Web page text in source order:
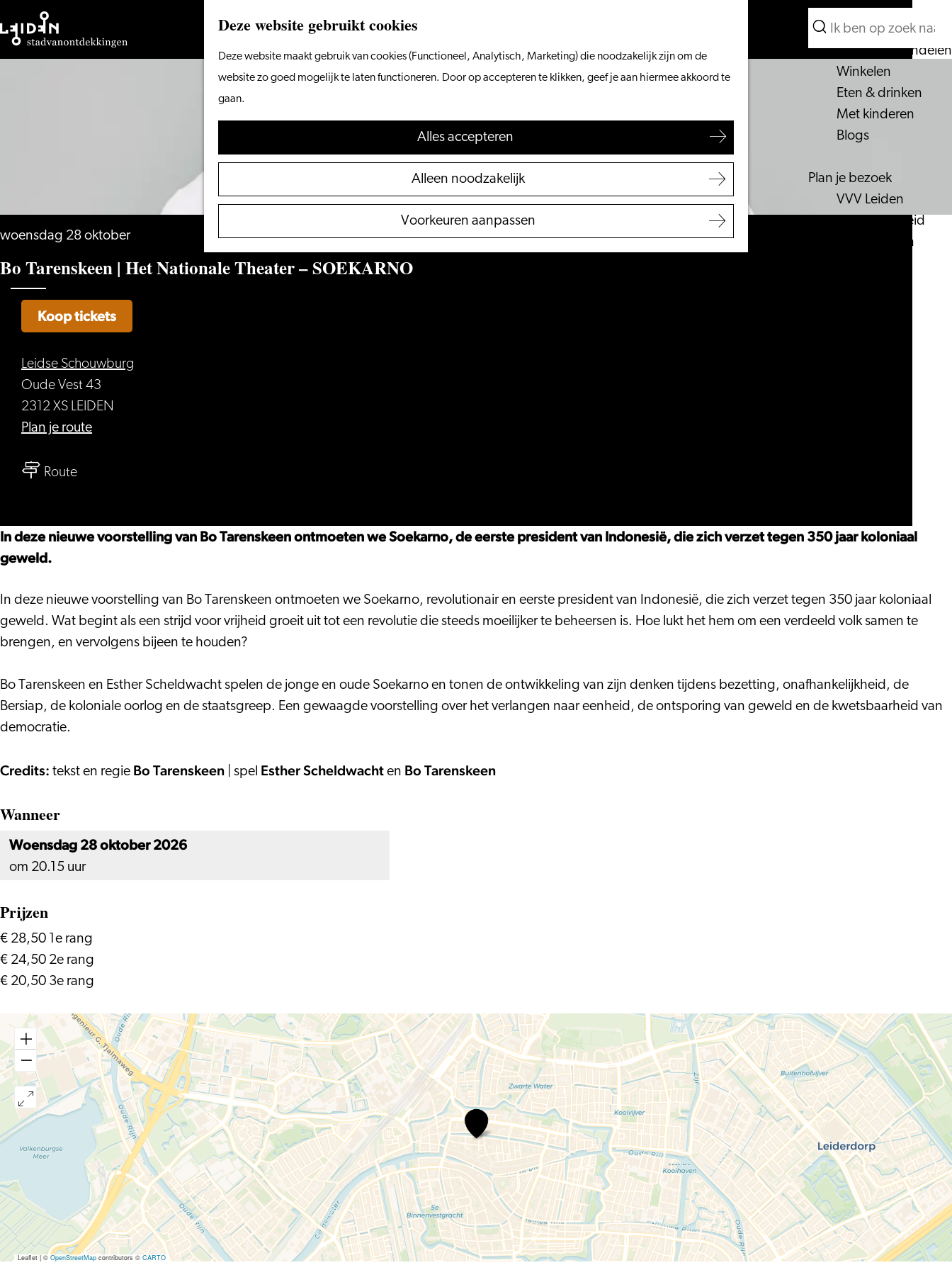
Deze website gebruikt cookies
Deze website maakt gebruik van cookies (Functioneel, Analytisch, Marketing) die noodzakelijk zijn om de
website zo goed mogelijk te laten functioneren. Door op accepteren te klikken, geef je aan hiermee akkoord te
gaan.
Alles accepteren
Alleen noodzakelijk
Voorkeuren aanpassen
Ga
Menu
Zoeken
Wat te doen
Vanaf het water
Fietsen & wandelen
Winkelen
Eten & drinken
Met kinderen
Blogs
Plan je bezoek
VVV Leiden
Bereikbaarheid
Overnachten
Zoeken
woensdag 28 oktober
Bo Tarenskeen | Het Nationale Theater – SOEKARNO
Leidse Schouwburg
Oude Vest 43
2312 XS LEIDEN
Plan je routenaar
Nationale
SOEKARNO
Routenaar
|
Theater
–
SOEKARNO
Koop tickets
In deze nieuwe voorstelling van Bo Tarenskeen ontmoeten we Soekarno, de eerste president van Indonesië, die zich verzet tegen 350 jaar koloniaal
geweld.
In deze nieuwe voorstelling van Bo Tarenskeen ontmoeten we Soekarno, revolutionair en eerste president van Indonesië, die zich verzet tegen 350 jaar koloniaal
geweld. Wat begint als een strijd voor vrijheid groeit uit tot een revolutie die steeds moeilijker te beheersen is. Hoe lukt het hem om een verdeeld volk samen te
brengen, en vervolgens bijeen te houden?
Bo Tarenskeen en Esther Scheldwacht spelen de jonge en oude Soekarno en tonen de ontwikkeling van zijn denken tijdens bezetting, onafhankelijkheid, de
Bersiap, de koloniale oorlog en de staatsgreep. Een gewaagde voorstelling over het verlangen naar eenheid, de ontsporing van geweld en de kwetsbaarheid van
democratie.
Credits: tekst en regie Bo Tarenskeen | spel Esther Scheldwacht en Bo Tarenskeen
Wanneer
Woensdag 28 oktober 2026
om 20.15 uur
Prijzen
€ 28,50 1e rang
€ 24,50 2e rang
€ 20,50 3e rang
Bo
Tarenskeen
|
Het
Nationale
Theater
–
SOEKARNO
Leaflet|© OpenStreetMap contributors ©CARTO